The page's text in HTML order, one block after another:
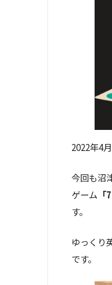
2022年4
今回も沼
ゲーム
す。
ゆっくり
です。